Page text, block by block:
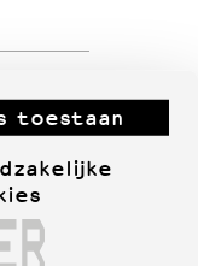
toestaan